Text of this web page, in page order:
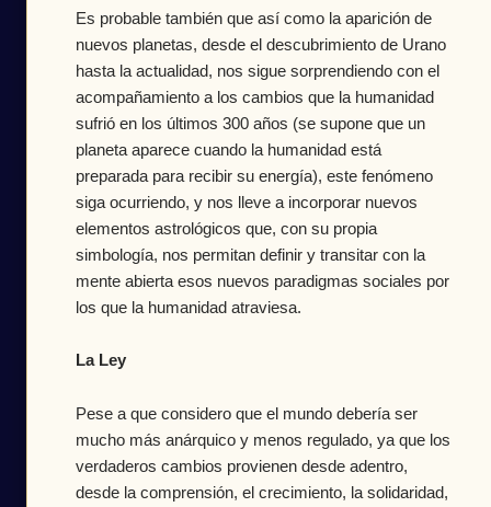
Es probable también que así como la aparición de
nuevos planetas, desde el descubrimiento de Urano
hasta la actualidad, nos sigue sorprendiendo con el
acompañamiento a los cambios que la humanidad
sufrió en los últimos 300 años (se supone que un
planeta aparece cuando la humanidad está
preparada para recibir su energía), este fenómeno
siga ocurriendo, y nos lleve a incorporar nuevos
elementos astrológicos que, con su propia
simbología, nos permitan definir y transitar con la
mente abierta esos nuevos paradigmas sociales por
los que la humanidad atraviesa.
La Ley
Pese a que considero que el mundo debería ser
mucho más anárquico y menos regulado, ya que los
verdaderos cambios provienen desde adentro,
desde la comprensión, el crecimiento, la solidaridad,